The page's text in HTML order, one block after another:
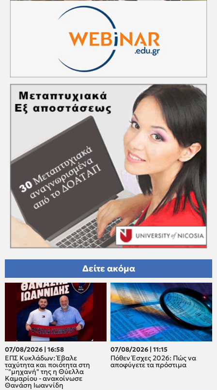
Δείτε ακόμα
07/08/2026 | 16:58
ΕΠΣ Κυκλάδων: Έβαλε
ταχύτητα και ποιότητα στη
¨"μηχανή" της η Θύελλα
Καμαρίου - ανακοίνωσε
Θανάση Ιωαννίδη
07/08/2026 | 11:15
Πόθεν Έσχες 2026: Πώς να
αποφύγετε τα πρόστιμα